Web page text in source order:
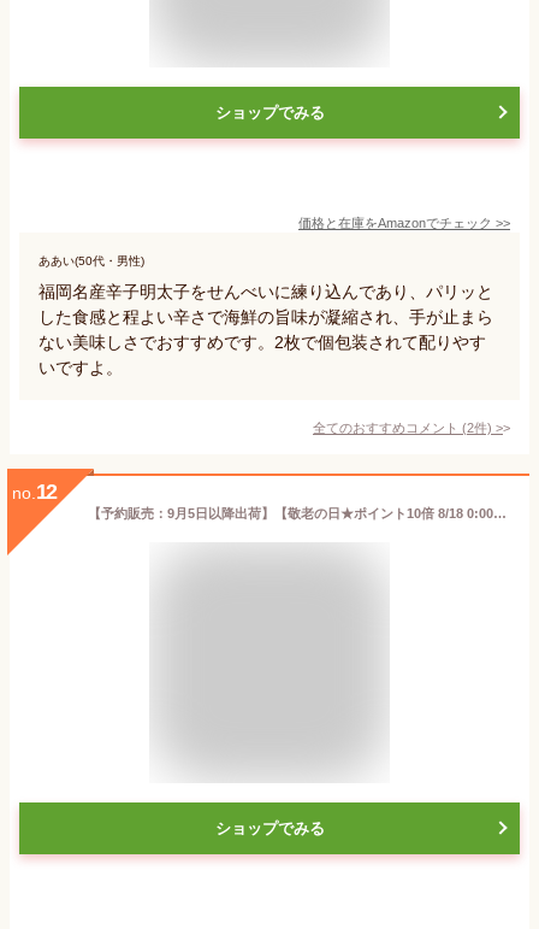
ショップでみる
価格と在庫をAmazonでチェック >>
ああい(50代・男性)
福岡名産辛子明太子をせんべいに練り込んであり、パリッと
した食感と程よい辛さで海鮮の旨味が凝縮され、手が止まら
ない美味しさでおすすめです。2枚で個包装されて配りやす
いですよ。
全てのおすすめコメント (2件) >
no. 12
【予約販売：9月5日以降出荷】【敬老の日★ポイント10倍 8/18 0:00~8/31 23:59】敬老の日 ギフト ★梅田彩佳さん公式キャラクター★海老と明太子がピリッと辛いせんべい 博多明太えびせんべい 42枚入 【0】（宅急便発送） proper
ショップでみる